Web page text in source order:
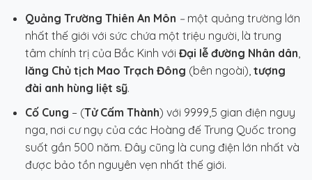
Quảng Trường Thiên An Môn – một quảng trường lớn
nhất thế giới với sức chứa một triệu người, là trung
tâm chính trị của Bắc Kinh với Đại lễ đường Nhân dân,
lăng Chủ tịch Mao Trạch Đông (bên ngoài), tượng
đài anh hùng liệt sỹ.
Cố Cung – (Tử Cấm Thành) với 9999,5 gian điện nguy
nga, nơi cư ngụ của các Hoàng đế Trung Quốc trong
suốt gần 500 năm. Đây cũng là cung điện lớn nhất và
được bảo tồn nguyên vẹn nhất thế giới.